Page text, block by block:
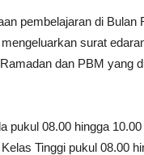
pembelajaran di
surat
dan PBM yang
pukul 08.00 hingga
Tinggi pukul 08.00